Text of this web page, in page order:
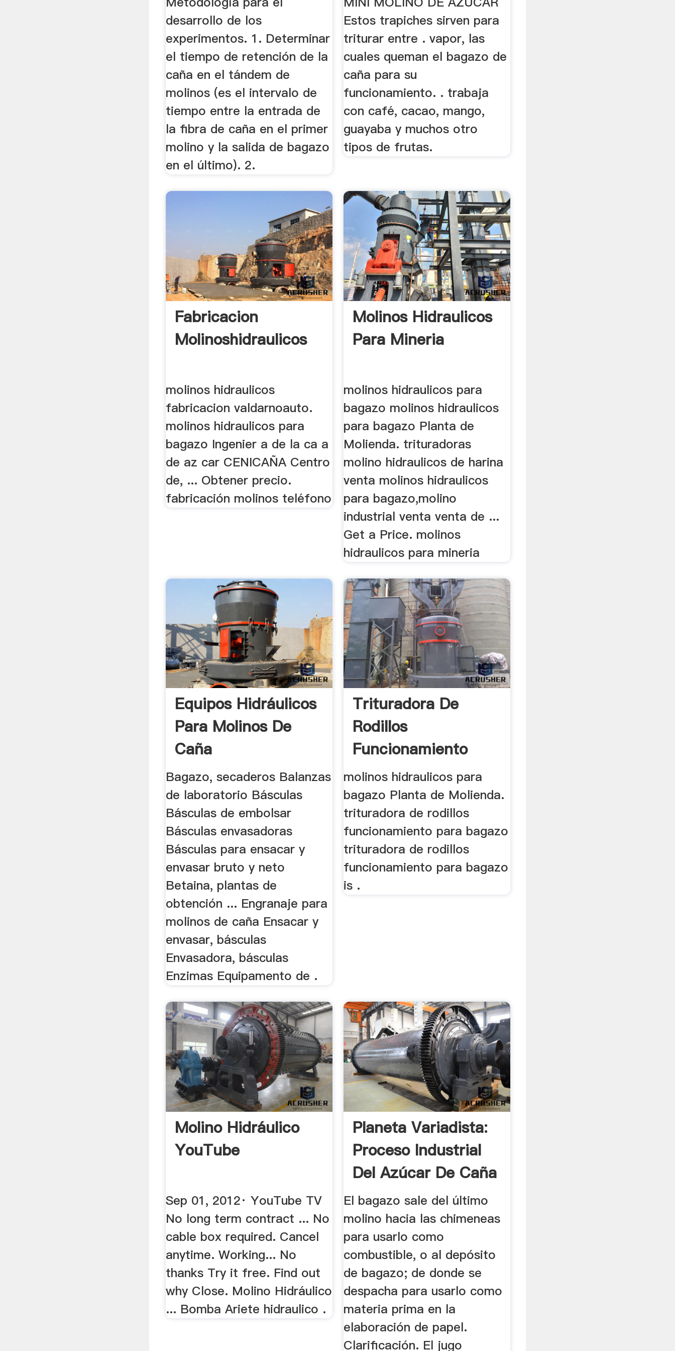
desarrollo de los
experimentos. 1. Determinar
el tiempo de retención de la
caña en el tándem de
molinos (es el intervalo de
tiempo entre la entrada de
la fibra de caña en el primer
molino y la salida de bagazo
en el último). 2.
Estos trapiches sirven para
triturar entre . vapor, las
cuales queman el bagazo de
caña para su
funcionamiento. . trabaja
con café, cacao, mango,
guayaba y muchos otro
tipos de frutas.
Fabricacion
Molinoshidraulicos
molinos hidraulicos
fabricacion valdarnoauto.
molinos hidraulicos para
bagazo Ingenier a de la ca a
de az car CENICAÑA Centro
de, ... Obtener precio.
fabricación molinos teléfono
Molinos Hidraulicos
Para Mineria
molinos hidraulicos para
bagazo molinos hidraulicos
para bagazo Planta de
Molienda. trituradoras
molino hidraulicos de harina
venta molinos hidraulicos
para bagazo,molino
industrial venta venta de ...
Get a Price. molinos
hidraulicos para mineria
Equipos Hidráulicos
Para Molinos De
Caña
Bagazo, secaderos Balanzas
de laboratorio Básculas
Básculas de embolsar
Básculas envasadoras
Básculas para ensacar y
envasar bruto y neto
Betaina, plantas de
obtención ... Engranaje para
molinos de caña Ensacar y
envasar, básculas
Envasadora, básculas
Enzimas Equipamento de .
Trituradora De
Rodillos
Funcionamiento
Para Bagazo
molinos hidraulicos para
bagazo Planta de Molienda.
trituradora de rodillos
funcionamiento para bagazo
trituradora de rodillos
funcionamiento para bagazo
is .
Molino Hidráulico
YouTube
Sep 01, 2012· YouTube TV
No long term contract ... No
cable box required. Cancel
anytime. Working... No
thanks Try it free. Find out
why Close. Molino Hidráulico
... Bomba Ariete hidraulico .
Planeta Variadista:
Proceso Industrial
Del Azúcar De Caña
El bagazo sale del último
molino hacia las chimeneas
para usarlo como
combustible, o al depósito
de bagazo; de donde se
despacha para usarlo como
materia prima en la
elaboración de papel.
Clarificación. El jugo